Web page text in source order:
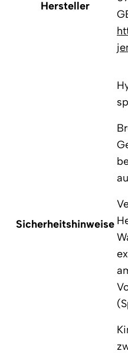
Hersteller
Sicherheitshinweise